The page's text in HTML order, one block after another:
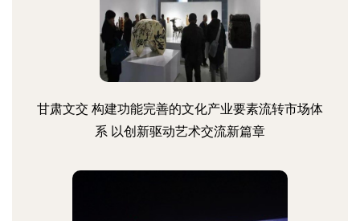
甘肃文交 构建功能完善的文化产业要素流转市场体
系 以创新驱动艺术交流新篇章